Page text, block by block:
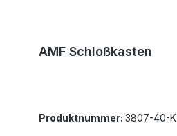
AMF Schloßkasten
Produktnummer: 3807-40-K